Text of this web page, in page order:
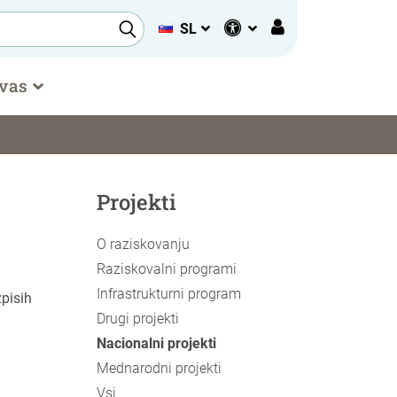
SL
Projekti
O raziskovanju
Raziskovalni programi
Infrastrukturni program
Drugi projekti
Nacionalni projekti
Mednarodni projekti
Vsi